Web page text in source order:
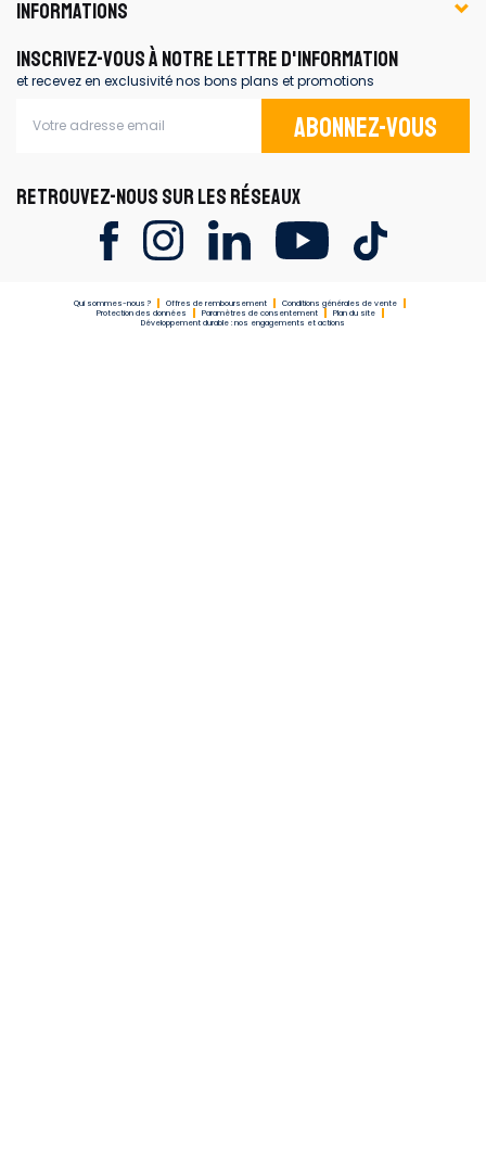
INFORMATIONS
INSCRIVEZ-VOUS À NOTRE LETTRE D'INFORMATION
et recevez en exclusivité nos bons plans et promotions
Abonnez-vous
RETROUVEZ-NOUS SUR LES RÉSEAUX
Qui sommes-nous ? Offres de remboursement
Conditions générales de vente
Protection des données
Paramètres de consentement
Plan du site
Développement durable : nos engagements et actions